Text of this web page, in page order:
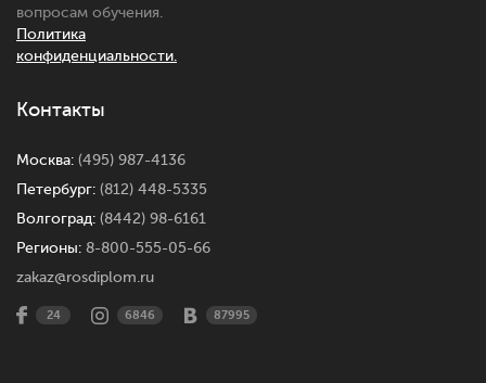
вопросам обучения.
Политика
конфиденциальности.
Контакты
Москва: (495) 987-4136
Петербург: (812) 448-5335
Волгоград: (8442) 98-6161
Регионы: 8-800-555-05-66
zakaz@rosdiplom.ru
24 6846 87995